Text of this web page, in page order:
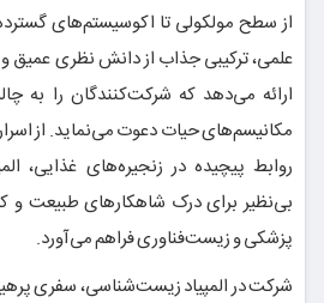
از سطح مولکولی تا اکوسیستم‌های
علمی، ترکیبی جذاب از دانش نظری عمیق
ارائه می‌دهد که شرکت‌کنندگان را به
روابط پیچیده در زنجیره‌های غذایی،
بی‌نظیر برای درک شاهکارهای طبیعت و
پزشکی و زیست‌فناوری فراهم می‌آورد.
شرکت در المپیاد زیست‌شناسی، سفری